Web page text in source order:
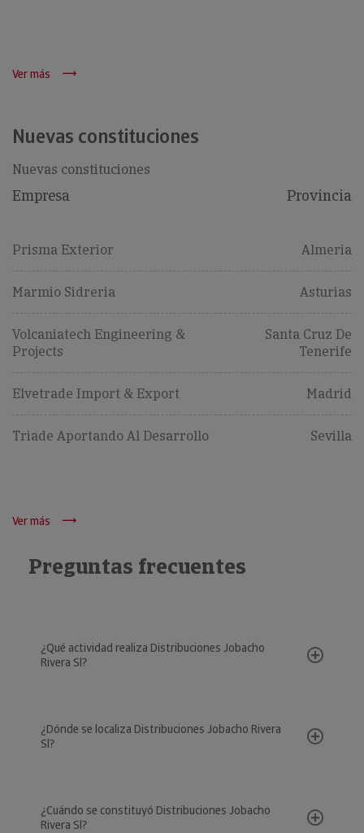
Ver más
Nuevas constituciones
Nuevas constituciones
Empresa Provincia
Prisma Exterior Almeria
Marmio Sidreria Asturias
Volcaniatech Engineering &
Projects
Santa Cruz De
Tenerife
Elvetrade Import & Export Madrid
Triade Aportando Al Desarrollo Sevilla
Ver más
Preguntas frecuentes
¿Qué actividad realiza Distribuciones Jobacho
Rivera Sl?
¿Dónde se localiza Distribuciones Jobacho Rivera
Sl?
¿Cuándo se constituyó Distribuciones Jobacho
Rivera Sl?